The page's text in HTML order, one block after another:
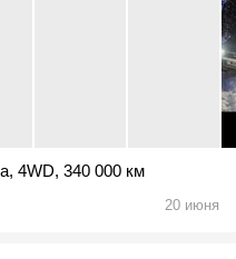
, 4WD, 340 000 км
20 июня